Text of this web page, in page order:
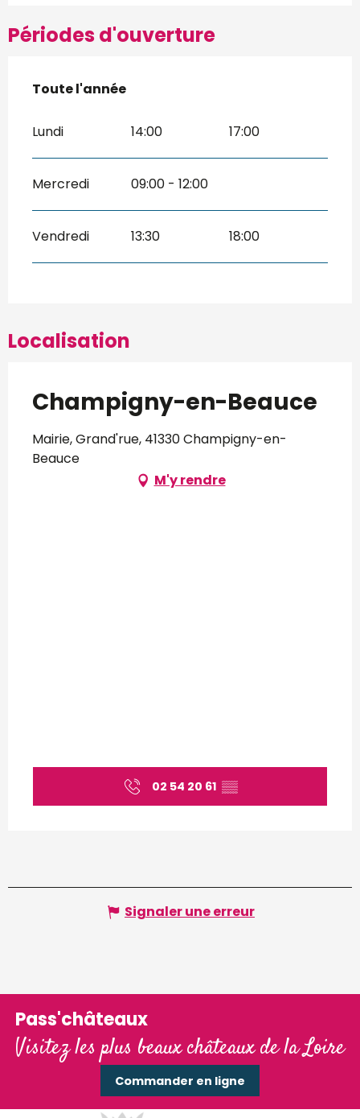
Périodes d'ouverture
Toute l'année
Toute l'année
Lundi 14:00 17:00
Mercredi 09:00 - 12:00
Vendredi 13:30 18:00
Localisation
Champigny-en-Beauce
Mairie, Grand'rue, 41330 Champigny-en-
Beauce
M'y rendre
02 54 20 61 ▒▒
Signaler une erreur
Pass'châteaux
Visitez les plus beaux châteaux de la Loire
Commander en ligne